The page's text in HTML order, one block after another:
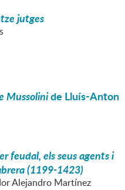
jutges
Mussolinide Lluís-Anton
feudal, els seus agents i
(1199-1423)
Alejandro Martínez